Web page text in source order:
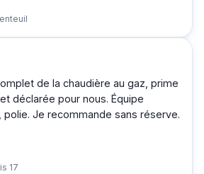
de la chaudière au gaz, prime
déclarée pour nous. Équipe
Je recommande sans réserve.
17